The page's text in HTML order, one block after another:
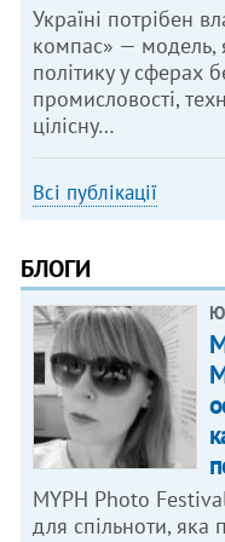
Україні потрібен
компас» — модель,
політику у сферах
промисловості,
цілісну…
Всі публікації
БЛОГИ
MYPH Photo
для спільноти, яка